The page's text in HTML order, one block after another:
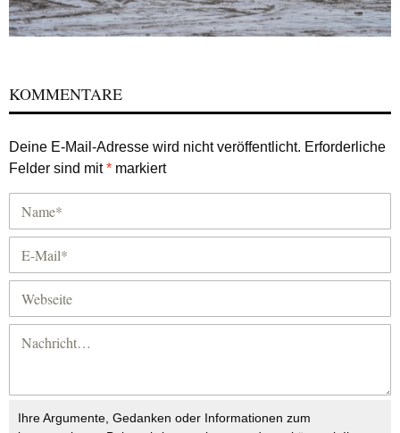
KOMMENTARE
Deine E-Mail-Adresse wird nicht veröffentlicht. Erforderliche
Felder sind mit* markiert
Ihre Argumente, Gedanken oder Informationen zum